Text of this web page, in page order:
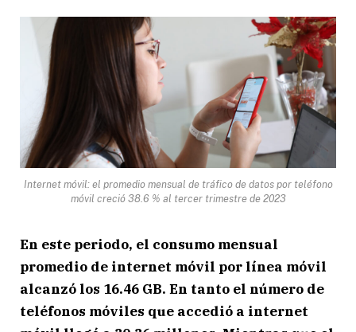
Internet móvil: el promedio mensual de tráfico de datos por teléfono
móvil creció 38.6 % al tercer trimestre de 2023
En este periodo, el consumo mensual
promedio de internet móvil por línea móvil
alcanzó los 16.46 GB. En tanto el número de
teléfonos móviles que accedió a internet